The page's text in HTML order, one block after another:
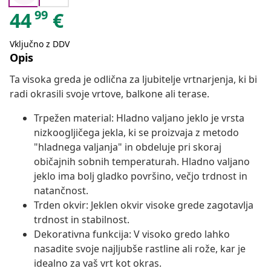
4499 €
Vključno z DDV
Opis
Ta visoka greda je odlična za ljubitelje vrtnarjenja, ki bi
radi okrasili svoje vrtove, balkone ali terase.
Trpežen material: Hladno valjano jeklo je vrsta
nizkoogljičega jekla, ki se proizvaja z metodo
"hladnega valjanja" in obdeluje pri skoraj
običajnih sobnih temperaturah. Hladno valjano
jeklo ima bolj gladko površino, večjo trdnost in
natančnost.
Trden okvir: Jeklen okvir visoke grede zagotavlja
trdnost in stabilnost.
Dekorativna funkcija: V visoko gredo lahko
nasadite svoje najljubše rastline ali rože, kar je
idealno za vaš vrt kot okras.